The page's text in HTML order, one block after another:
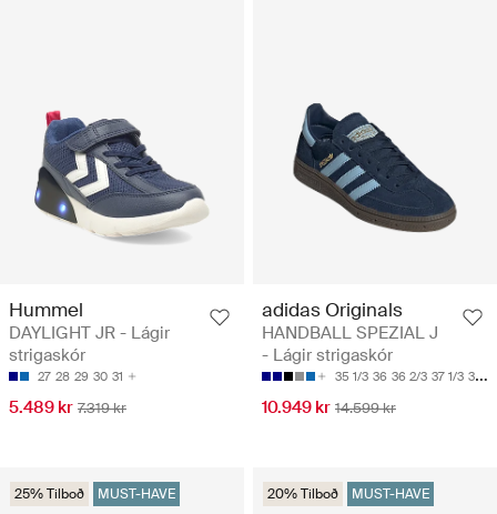
Hummel
DAYLIGHT JR - Lágir
strigaskór
27 28 29 30 31
5.489 kr 7.319 kr
adidas Originals
HANDBALL SPEZIAL J
- Lágir strigaskór
35 1/3 36 36 2/3 37 1/3 38
10.949 kr 14.599 kr
25% Tilboð MUST-HAVE 20% Tilboð MUST-HAVE